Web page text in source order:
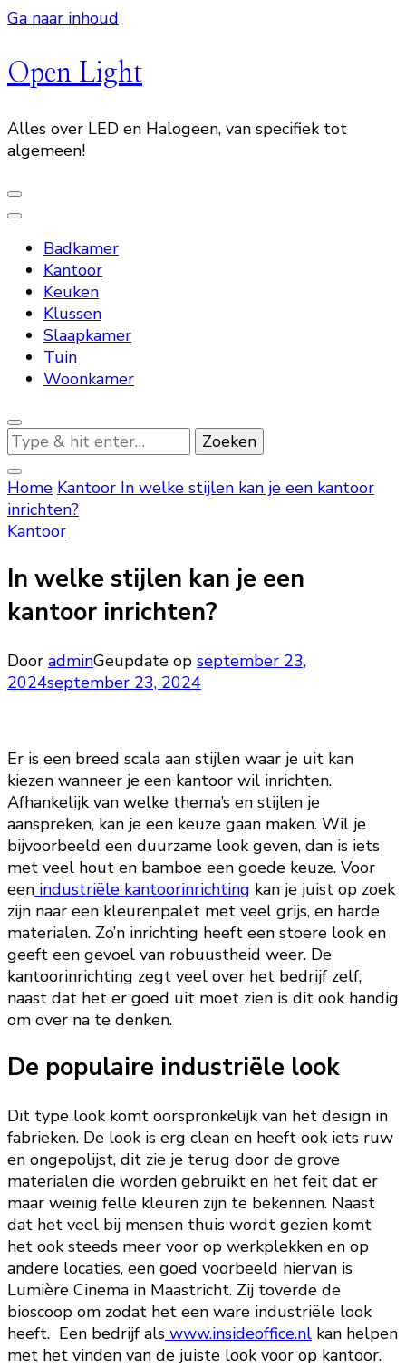
Ga naar inhoud
Open Light
Alles over LED en Halogeen, van specifiek tot
algemeen!
Badkamer
Kantoor
Keuken
Klussen
Slaapkamer
Tuin
Woonkamer
Op
zoek
naar
iets?
Home Kantoor In welke stijlen kan je een kantoor
inrichten?
Kantoor
In welke stijlen kan je een
kantoor inrichten?
Door adminGeupdate op september 23,
2024september 23, 2024
Er is een breed scala aan stijlen waar je uit kan
kiezen wanneer je een kantoor wil inrichten.
Afhankelijk van welke thema’s en stijlen je
aanspreken, kan je een keuze gaan maken. Wil je
bijvoorbeeld een duurzame look geven, dan is iets
met veel hout en bamboe een goede keuze. Voor
een industriële kantoorinrichting kan je juist op zoek
zijn naar een kleurenpalet met veel grijs, en harde
materialen. Zo’n inrichting heeft een stoere look en
geeft een gevoel van robuustheid weer. De
kantoorinrichting zegt veel over het bedrijf zelf,
naast dat het er goed uit moet zien is dit ook handig
om over na te denken.
De populaire industriële look
Dit type look komt oorspronkelijk van het design in
fabrieken. De look is erg clean en heeft ook iets ruw
en ongepolijst, dit zie je terug door de grove
materialen die worden gebruikt en het feit dat er
maar weinig felle kleuren zijn te bekennen. Naast
dat het veel bij mensen thuis wordt gezien komt
het ook steeds meer voor op werkplekken en op
andere locaties, een goed voorbeeld hiervan is
Lumière Cinema in Maastricht. Zij toverde de
bioscoop om zodat het een ware industriële look
heeft. Een bedrijf als www.insideoffice.nl kan helpen
met het vinden van de juiste look voor op kantoor.